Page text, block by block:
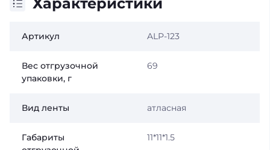
Артикул ALP-123
Вес отгрузочной
упаковки, г
69
Вид ленты атласная
Габариты
11*11*1.5